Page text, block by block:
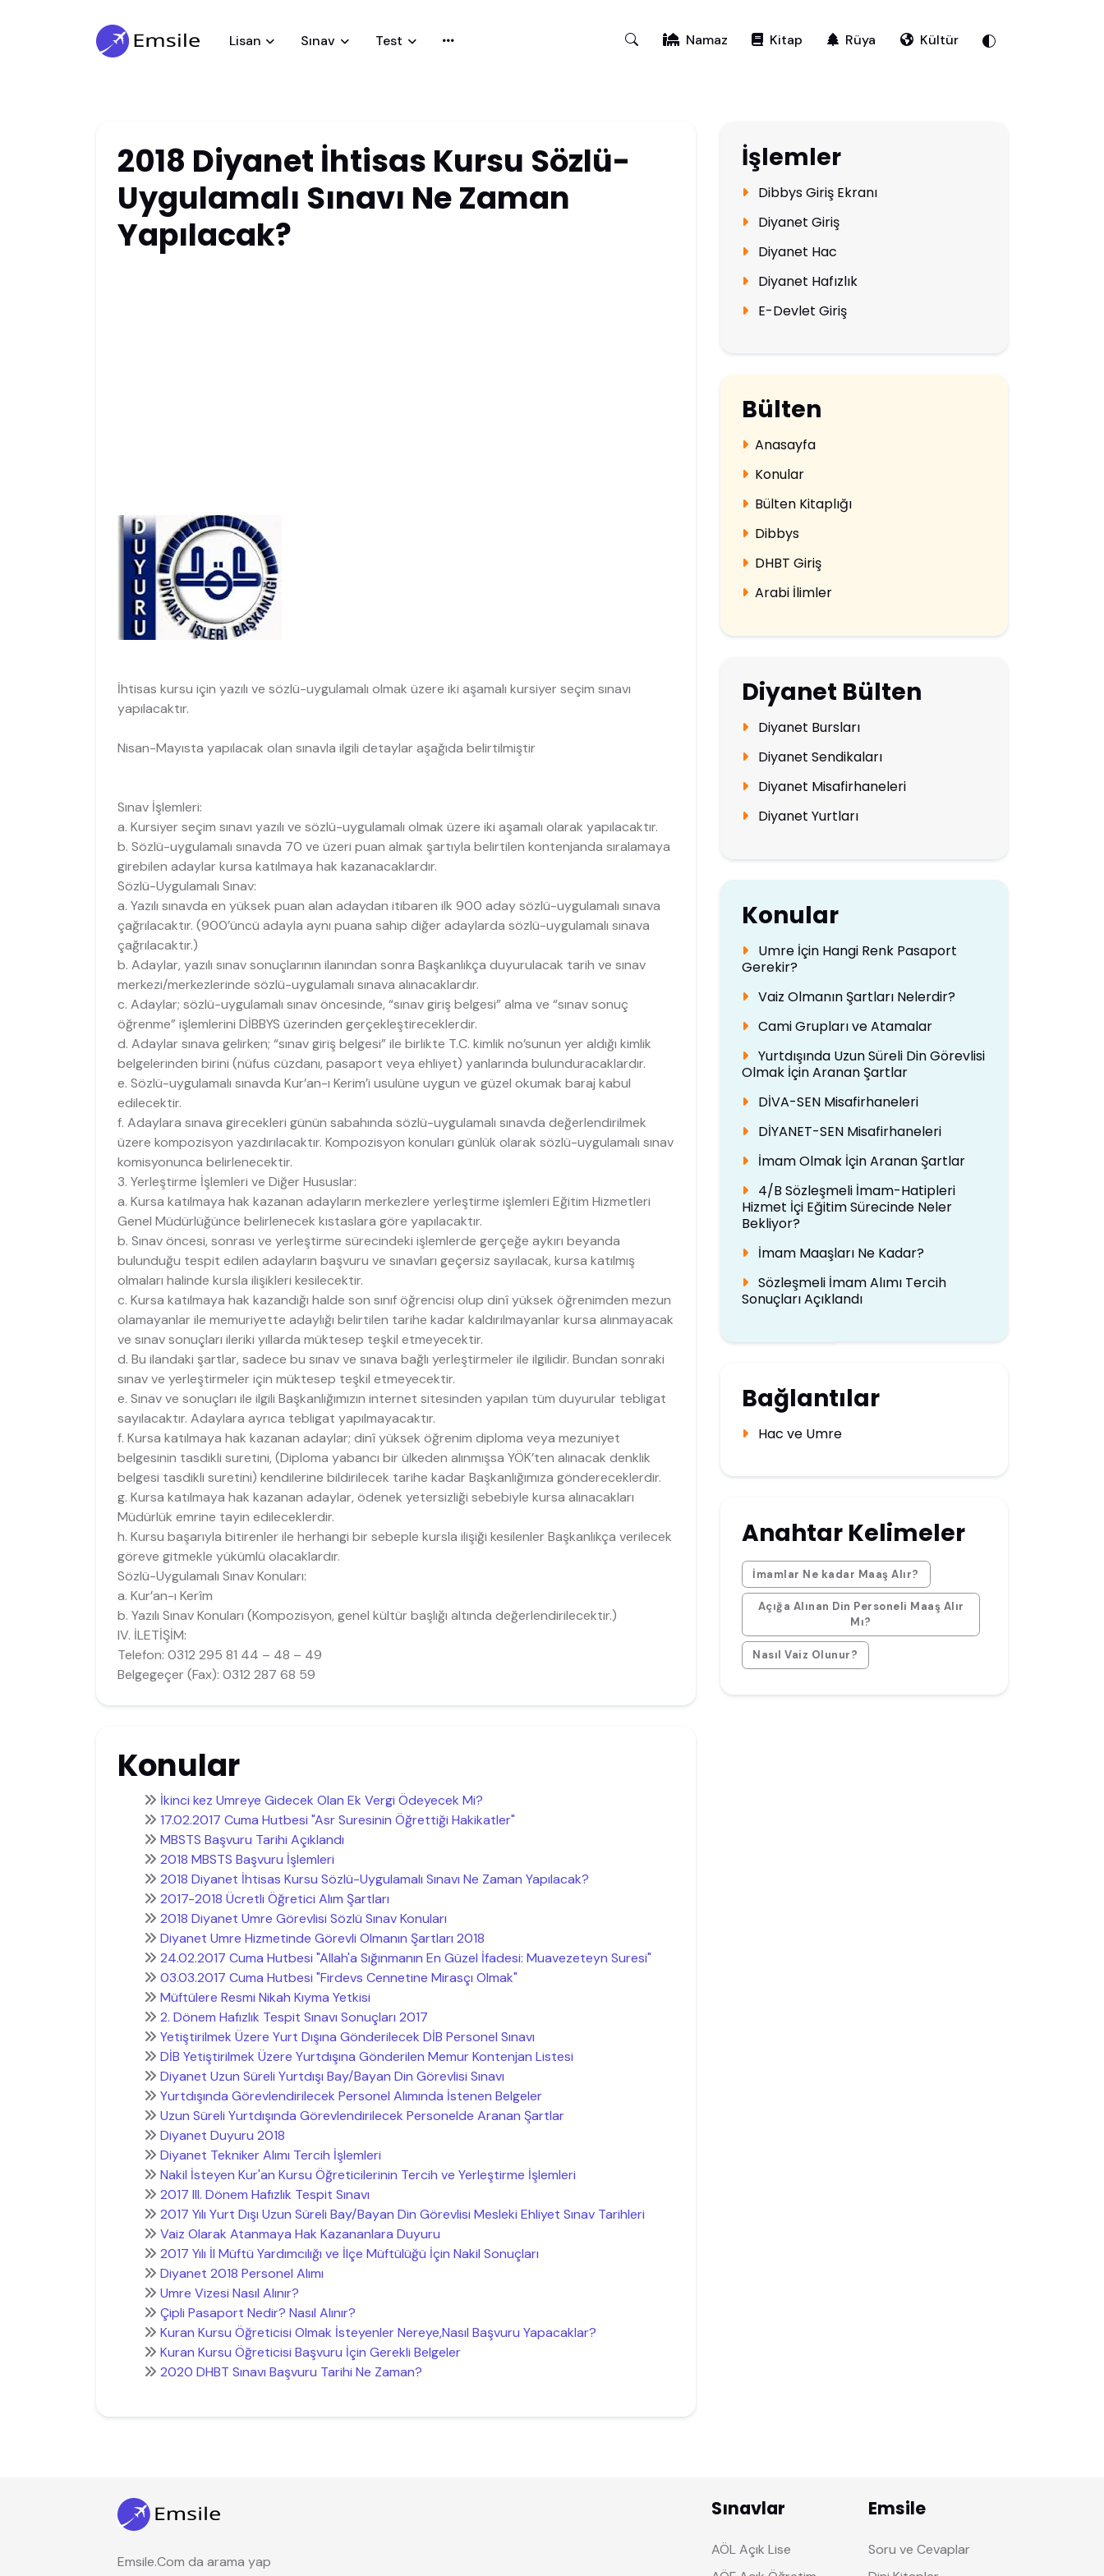
Lisan Sınav Test Namaz Kitap Rüya Kültür
2018 Diyanet İhtisas Kursu Sözlü-
Uygulamalı Sınavı Ne Zaman
Yapılacak?
İhtisas kursu için yazılı ve sözlü-uygulamalı olmak üzere iki aşamalı kursiyer seçim sınavı
yapılacaktır.
Nisan-Mayısta yapılacak olan sınavla ilgili detaylar aşağıda belirtilmiştir
Sınav İşlemleri:
a. Kursiyer seçim sınavı yazılı ve sözlü-uygulamalı olmak üzere iki aşamalı olarak yapılacaktır.
b. Sözlü-uygulamalı sınavda 70 ve üzeri puan almak şartıyla belirtilen kontenjanda sıralamaya
girebilen adaylar kursa katılmaya hak kazanacaklardır.
Sözlü-Uygulamalı Sınav:
a. Yazılı sınavda en yüksek puan alan adaydan itibaren ilk 900 aday sözlü-uygulamalı sınava
çağrılacaktır. (900’üncü adayla aynı puana sahip diğer adaylarda sözlü-uygulamalı sınava
çağrılacaktır.)
b. Adaylar, yazılı sınav sonuçlarının ilanından sonra Başkanlıkça duyurulacak tarih ve sınav
merkezi/merkezlerinde sözlü-uygulamalı sınava alınacaklardır.
c. Adaylar; sözlü-uygulamalı sınav öncesinde, “sınav giriş belgesi” alma ve “sınav sonuç
öğrenme” işlemlerini DİBBYS üzerinden gerçekleştireceklerdir.
d. Adaylar sınava gelirken; “sınav giriş belgesi” ile birlikte T.C. kimlik no’sunun yer aldığı kimlik
belgelerinden birini (nüfus cüzdanı, pasaport veya ehliyet) yanlarında bulunduracaklardır.
e. Sözlü-uygulamalı sınavda Kur’an-ı Kerim’i usulüne uygun ve güzel okumak baraj kabul
edilecektir.
f. Adaylara sınava girecekleri günün sabahında sözlü-uygulamalı sınavda değerlendirilmek
üzere kompozisyon yazdırılacaktır. Kompozisyon konuları günlük olarak sözlü-uygulamalı sınav
komisyonunca belirlenecektir.
3. Yerleştirme İşlemleri ve Diğer Hususlar:
a. Kursa katılmaya hak kazanan adayların merkezlere yerleştirme işlemleri Eğitim Hizmetleri
Genel Müdürlüğünce belirlenecek kıstaslara göre yapılacaktır.
b. Sınav öncesi, sonrası ve yerleştirme sürecindeki işlemlerde gerçeğe aykırı beyanda
bulunduğu tespit edilen adayların başvuru ve sınavları geçersiz sayılacak, kursa katılmış
olmaları halinde kursla ilişikleri kesilecektir.
c. Kursa katılmaya hak kazandığı halde son sınıf öğrencisi olup dinî yüksek öğrenimden mezun
olamayanlar ile memuriyette adaylığı belirtilen tarihe kadar kaldırılmayanlar kursa alınmayacak
ve sınav sonuçları ileriki yıllarda müktesep teşkil etmeyecektir.
d. Bu ilandaki şartlar, sadece bu sınav ve sınava bağlı yerleştirmeler ile ilgilidir. Bundan sonraki
sınav ve yerleştirmeler için müktesep teşkil etmeyecektir.
e. Sınav ve sonuçları ile ilgili Başkanlığımızın internet sitesinden yapılan tüm duyurular tebligat
sayılacaktır. Adaylara ayrıca tebligat yapılmayacaktır.
f. Kursa katılmaya hak kazanan adaylar; dinî yüksek öğrenim diploma veya mezuniyet
belgesinin tasdikli suretini, (Diploma yabancı bir ülkeden alınmışsa YÖK’ten alınacak denklik
belgesi tasdikli suretini) kendilerine bildirilecek tarihe kadar Başkanlığımıza göndereceklerdir.
g. Kursa katılmaya hak kazanan adaylar, ödenek yetersizliği sebebiyle kursa alınacakları
Müdürlük emrine tayin edileceklerdir.
h. Kursu başarıyla bitirenler ile herhangi bir sebeple kursla ilişiği kesilenler Başkanlıkça verilecek
göreve gitmekle yükümlü olacaklardır.
Sözlü-Uygulamalı Sınav Konuları:
a. Kur’an-ı Kerîm
b. Yazılı Sınav Konuları (Kompozisyon, genel kültür başlığı altında değerlendirilecektir.)
IV. İLETİŞİM:
Telefon: 0312 295 81 44 – 48 – 49
Belgegeçer (Fax): 0312 287 68 59
Konular
İkinci kez Umreye Gidecek Olan Ek Vergi Ödeyecek Mi?
17.02.2017 Cuma Hutbesi "Asr Suresinin Öğrettiği Hakikatler"
MBSTS Başvuru Tarihi Açıklandı
2018 MBSTS Başvuru İşlemleri
2018 Diyanet İhtisas Kursu Sözlü-Uygulamalı Sınavı Ne Zaman Yapılacak?
2017-2018 Ücretli Öğretici Alım Şartları
2018 Diyanet Umre Görevlisi Sözlü Sınav Konuları
Diyanet Umre Hizmetinde Görevli Olmanın Şartları 2018
24.02.2017 Cuma Hutbesi "Allah'a Sığınmanın En Güzel İfadesi: Muavezeteyn Suresi"
03.03.2017 Cuma Hutbesi "Firdevs Cennetine Mirasçı Olmak"
Müftülere Resmi Nikah Kıyma Yetkisi
2. Dönem Hafızlık Tespit Sınavı Sonuçları 2017
Yetiştirilmek Üzere Yurt Dışına Gönderilecek DİB Personel Sınavı
DİB Yetiştirilmek Üzere Yurtdışına Gönderilen Memur Kontenjan Listesi
Diyanet Uzun Süreli Yurtdışı Bay/Bayan Din Görevlisi Sınavı
Yurtdışında Görevlendirilecek Personel Alımında İstenen Belgeler
Uzun Süreli Yurtdışında Görevlendirilecek Personelde Aranan Şartlar
Diyanet Duyuru 2018
Diyanet Tekniker Alımı Tercih İşlemleri
Nakil İsteyen Kur'an Kursu Öğreticilerinin Tercih ve Yerleştirme İşlemleri
2017 III. Dönem Hafızlık Tespit Sınavı
2017 Yılı Yurt Dışı Uzun Süreli Bay/Bayan Din Görevlisi Mesleki Ehliyet Sınav Tarihleri
Vaiz Olarak Atanmaya Hak Kazananlara Duyuru
2017 Yılı İl Müftü Yardımcılığı ve İlçe Müftülüğü İçin Nakil Sonuçları
Diyanet 2018 Personel Alımı
Umre Vizesi Nasıl Alınır?
Çipli Pasaport Nedir? Nasıl Alınır?
Kuran Kursu Öğreticisi Olmak İsteyenler Nereye,Nasıl Başvuru Yapacaklar?
Kuran Kursu Öğreticisi Başvuru İçin Gerekli Belgeler
2020 DHBT Sınavı Başvuru Tarihi Ne Zaman?
İşlemler
Dibbys Giriş Ekranı
Diyanet Giriş
Diyanet Hac
Diyanet Hafızlık
E-Devlet Giriş
Bülten
Anasayfa
Konular
Bülten Kitaplığı
Dibbys
DHBT Giriş
Arabi İlimler
Diyanet Bülten
Diyanet Bursları
Diyanet Sendikaları
Diyanet Misafirhaneleri
Diyanet Yurtları
Konular
Umre İçin Hangi Renk Pasaport
Gerekir?
Vaiz Olmanın Şartları Nelerdir?
Cami Grupları ve Atamalar
Yurtdışında Uzun Süreli Din Görevlisi
Olmak İçin Aranan Şartlar
DİVA-SEN Misafirhaneleri
DİYANET-SEN Misafirhaneleri
İmam Olmak İçin Aranan Şartlar
4/B Sözleşmeli İmam-Hatipleri
Hizmet İçi Eğitim Sürecinde Neler
Bekliyor?
İmam Maaşları Ne Kadar?
Sözleşmeli İmam Alımı Tercih
Sonuçları Açıklandı
Bağlantılar
Hac ve Umre
Anahtar Kelimeler
İmamlar Ne kadar Maaş Alır?
Açığa Alınan Din Personeli Maaş Alır
Mı?
Nasıl Vaiz Olunur?
Emsile.Com da arama yap
Sınavlar
AÖL Açık Lise
Emsile
Soru ve Cevaplar